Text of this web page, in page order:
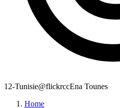
12-Tunisie@flickrccEna Tounes
Home